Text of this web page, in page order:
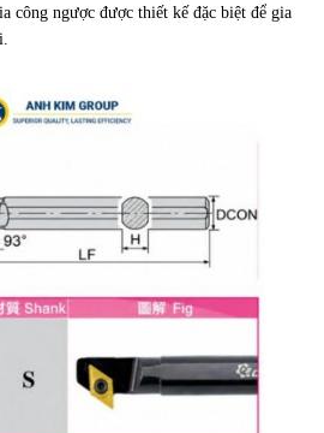
công ngược được thiết kế đặc biệt để gia